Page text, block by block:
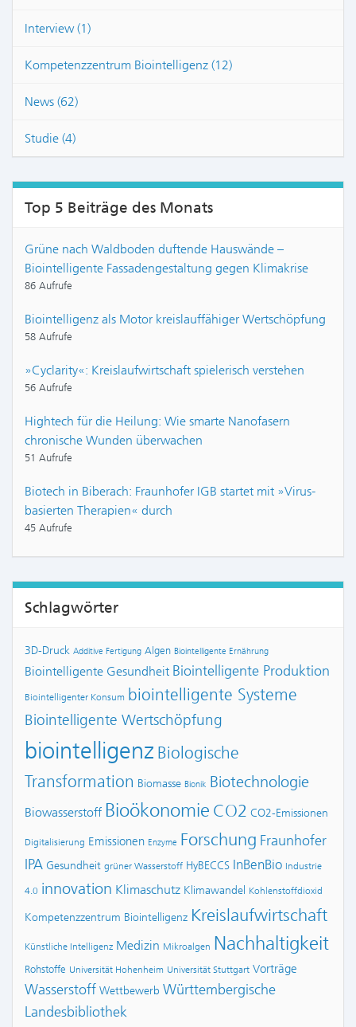
Interview (1)
Kompetenzzentrum Biointelligenz (12)
News (62)
Studie (4)
Top 5 Beiträge des Monats
Grüne nach Waldboden duftende Hauswände –
Biointelligente Fassadengestaltung gegen Klimakrise
86 Aufrufe
Biointelligenz als Motor kreislauffähiger Wertschöpfung
58 Aufrufe
»Cyclarity«: Kreislaufwirtschaft spielerisch verstehen
56 Aufrufe
Hightech für die Heilung: Wie smarte Nanofasern
chronische Wunden überwachen
51 Aufrufe
Biotech in Biberach: Fraunhofer IGB startet mit »Virus-
basierten Therapien« durch
45 Aufrufe
Schlagwörter
3D-Druck Additive Fertigung Algen Biointelligente Ernährung
Biointelligente Gesundheit Biointelligente Produktion
Biointelligenter Konsum biointelligente Systeme
Biointelligente Wertschöpfung
biointelligenz Biologische
Transformation Biomasse Bionik Biotechnologie
Biowasserstoff Bioökonomie CO2 CO2-Emissionen
Digitalisierung Emissionen Enzyme Forschung Fraunhofer
IPA Gesundheit grüner Wasserstoff HyBECCS InBenBio Industrie
4.0 innovation Klimaschutz Klimawandel Kohlenstoffdioxid
Kompetenzzentrum Biointelligenz Kreislaufwirtschaft
Künstliche Intelligenz Medizin Mikroalgen Nachhaltigkeit
Rohstoffe Universität Hohenheim Universität Stuttgart Vorträge
Wasserstoff Wettbewerb Württembergische
Landesbibliothek